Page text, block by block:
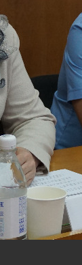
Вологодской